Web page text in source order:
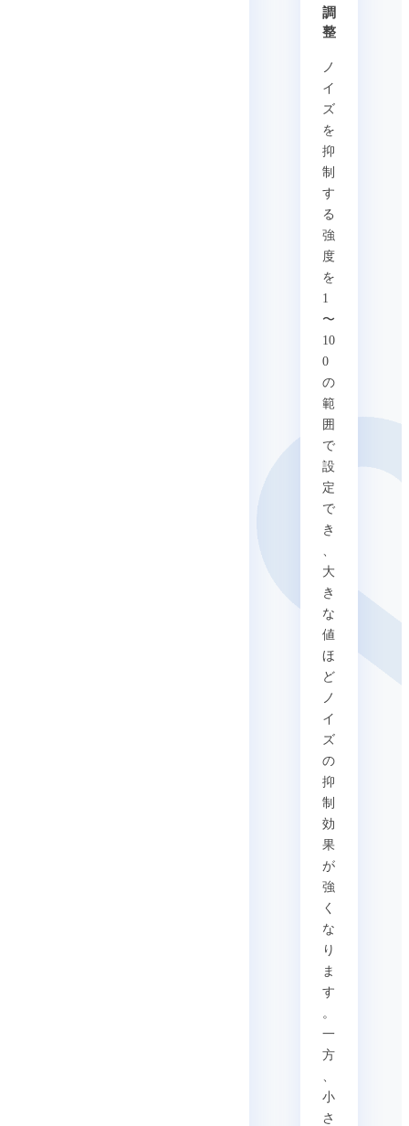
調
整
ノ
イ
ズ
を
抑
制
す
る
強
度
を
1
〜
10
0
の
範
囲
で
設
定
で
き
大
き
な
値
ほ
ど
ノ
イ
ズ
の
抑
制
効
果
が
強
く
な
り
ま
す
。
一
方
小
さ